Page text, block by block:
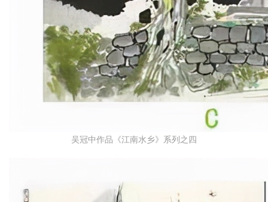
吴冠中作品《江南水乡》系列之四